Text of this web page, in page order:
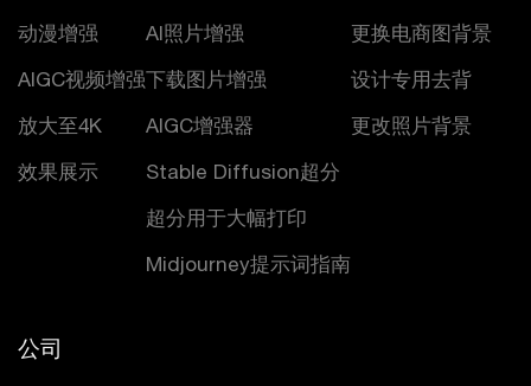
动漫增强
AIGC视频增强
放大至4K
效果展示
AI照片增强
下载图片增强
AIGC增强器
Stable Diffusion超分
超分用于大幅打印
Midjourney提示词指南
更换电商图背景
设计专用去背
更改照片背景
公司